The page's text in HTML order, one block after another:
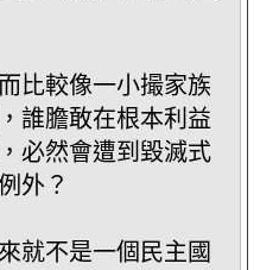
比較像一小撮家族
誰膽敢在根本利益
必然會遭到毀滅式
外？
就不是一個民主國